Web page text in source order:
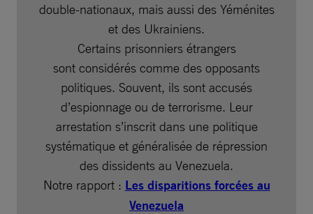
double-nationaux, mais aussi des Yéménites
et des Ukrainiens.
Certains prisonniers étrangers
sont considérés comme des opposants
politiques. Souvent, ils sont accusés
d’espionnage ou de terrorisme. Leur
arrestation s’inscrit dans une politique
systématique et généralisée de répression
des dissidents au Venezuela.
Notre rapport : Les disparitions forcées au
Venezuela